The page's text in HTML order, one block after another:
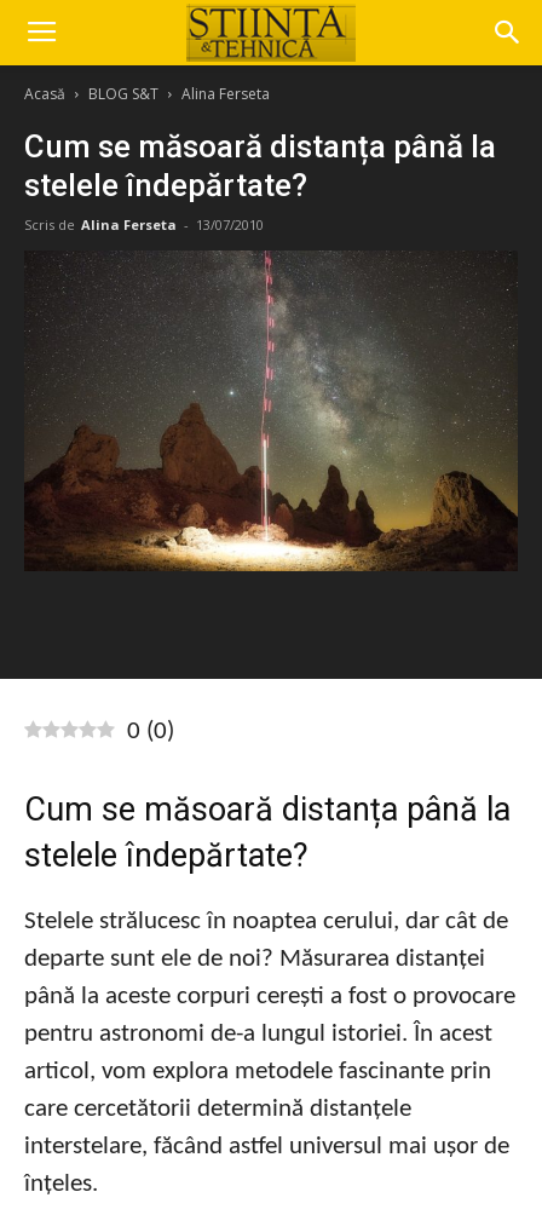
Acasă BLOG S&T Alina Ferseta
Cum se măsoară distanța până la
stelele îndepărtate?
Scris de Alina Ferseta - 13/07/2010
0 (0)
Cum se măsoară distanța până la
stelele îndepărtate?
Stelele strălucesc în noaptea cerului, dar cât de
departe sunt ele de noi? Măsurarea distanței
până la aceste corpuri cerești a fost o provocare
pentru astronomi de-a lungul istoriei. În acest
articol, vom explora metodele fascinante prin
care cercetătorii determină distanțele
interstelare, făcând astfel universul mai ușor de
înțeles.